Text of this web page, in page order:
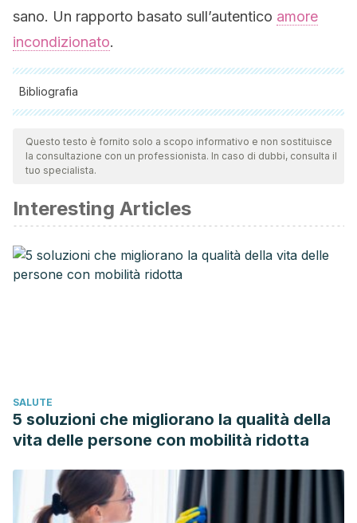
sano. Un rapporto basato sull’autentico amore
incondizionato.
Bibliografia
Tutte le fonti citate sono state esaminate a fondo dal nostro
team per garantirne la qualità, l'affidabilità, l'attualità e la
validità. La bibliografia di questo articolo è stata considerata
McHale, S. M., Updegraff, K. A., & Whiteman, S. D. (2012).
Sibling relationships and influences in childhood and
adolescence.Journal of Marriage and Family, 74(5), 913-
930.
Psychology and Psychiatry
Questo testo è fornito solo a scopo informativo e non sostituisce
la consultazione con un professionista. In caso di dubbi, consulta il
tuo specialista.
Interesting Articles
SALUTE
5 soluzioni che migliorano la qualità della
vita delle persone con mobilità ridotta